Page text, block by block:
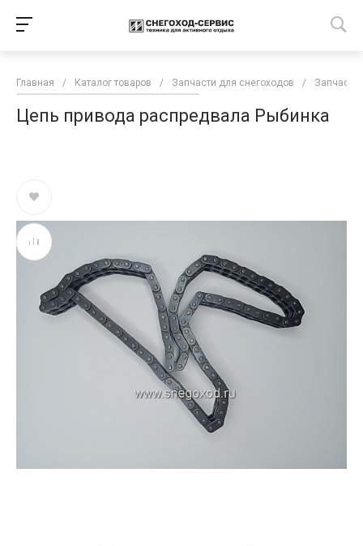
Главная / Каталог товаров / Запчасти для снегоходов / Запчасти
Цепь привода распредвала Рыбинка